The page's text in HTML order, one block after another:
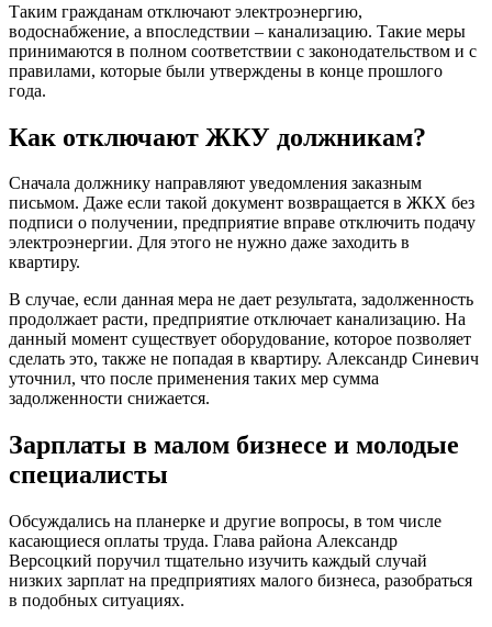
Таким гражданам отключают электроэнергию,
водоснабжение, а впоследствии – канализацию. Такие меры
принимаются в полном соответствии с законодательством и с
правилами, которые были утверждены в конце прошлого
года.
Как отключают ЖКУ должникам?
Сначала должнику направляют уведомления заказным
письмом. Даже если такой документ возвращается в ЖКХ без
подписи о получении, предприятие вправе отключить подачу
электроэнергии. Для этого не нужно даже заходить в
квартиру.
В случае, если данная мера не дает результата, задолженность
продолжает расти, предприятие отключает канализацию. На
данный момент существует оборудование, которое позволяет
сделать это, также не попадая в квартиру. Александр Синевич
уточнил, что после применения таких мер сумма
задолженности снижается.
Зарплаты в малом бизнесе и молодые
специалисты
Обсуждались на планерке и другие вопросы, в том числе
касающиеся оплаты труда. Глава района Александр
Версоцкий поручил тщательно изучить каждый случай
низких зарплат на предприятиях малого бизнеса, разобраться
в подобных ситуациях.